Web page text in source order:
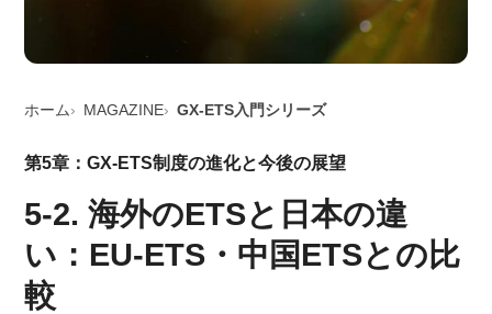
ホーム MAGAZINE GX-ETS入門シリーズ
第5章：GX-ETS制度の進化と今後の展望
5-2. 海外のETSと日本の違
い：EU-ETS・中国ETSとの比
較